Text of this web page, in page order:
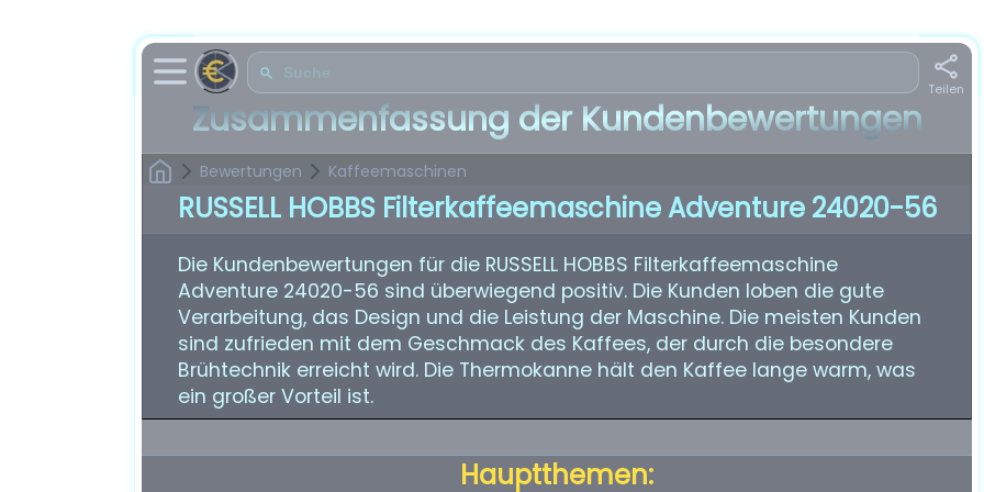
Teilen
Zusammenfassung der Kundenbewertungen
Bewertungen Kaffeemaschinen
RUSSELL HOBBS Filterkaffeemaschine Adventure 24020-56
Die Kundenbewertungen für die RUSSELL HOBBS Filterkaffeemaschine
Adventure 24020-56 sind überwiegend positiv. Die Kunden loben die gute
Verarbeitung, das Design und die Leistung der Maschine. Die meisten Kunden
sind zufrieden mit dem Geschmack des Kaffees, der durch die besondere
Brühtechnik erreicht wird. Die Thermokanne hält den Kaffee lange warm, was
ein großer Vorteil ist.
Hauptthemen: